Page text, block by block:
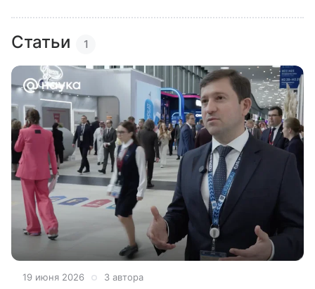
Статьи 1
19 июня 2026 3 автора